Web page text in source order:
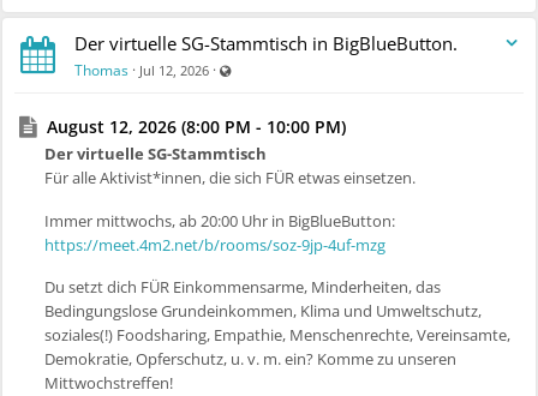
Der virtuelle SG-Stammtisch in BigBlueButton.
Thomas · Jul 12, 2026 ·
August 12, 2026 (8:00 PM - 10:00 PM)
Der virtuelle SG-Stammtisch
Für alle Aktivist*innen, die sich FÜR etwas einsetzen.
Immer mittwochs, ab 20:00 Uhr in BigBlueButton:
https://meet.4m2.net/b/rooms/soz-9jp-4uf-mzg
Du setzt dich FÜR Einkommensarme, Minderheiten, das
Bedingungslose Grundeinkommen, Klima und Umweltschutz,
soziales(!) Foodsharing, Empathie, Menschenrechte, Vereinsamte,
Demokratie, Opferschutz, u. v. m. ein? Komme zu unseren
Mittwochstreffen!